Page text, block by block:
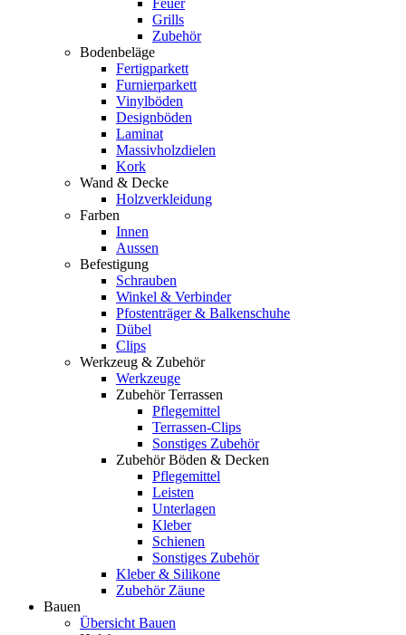
Grills
Zubehör
Bodenbeläge
Fertigparkett
Furnierparkett
Vinylböden
Designböden
Laminat
Massivholzdielen
Kork
Wand & Decke
Holzverkleidung
Farben
Innen
Aussen
Befestigung
Schrauben
Winkel & Verbinder
Pfostenträger & Balkenschuhe
Dübel
Clips
Werkzeug & Zubehör
Werkzeuge
Zubehör Terrassen
Pflegemittel
Terrassen-Clips
Sonstiges Zubehör
Zubehör Böden & Decken
Pflegemittel
Leisten
Unterlagen
Kleber
Schienen
Sonstiges Zubehör
Kleber & Silikone
Zubehör Zäune
Bauen
Übersicht Bauen